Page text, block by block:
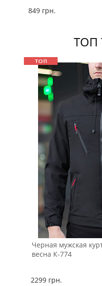
849 грн.
ТОП
Черная мужская
весна К-774
2299 грн.